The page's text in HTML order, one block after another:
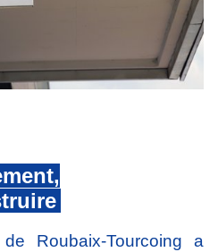
Roubaix-Tourcoing a